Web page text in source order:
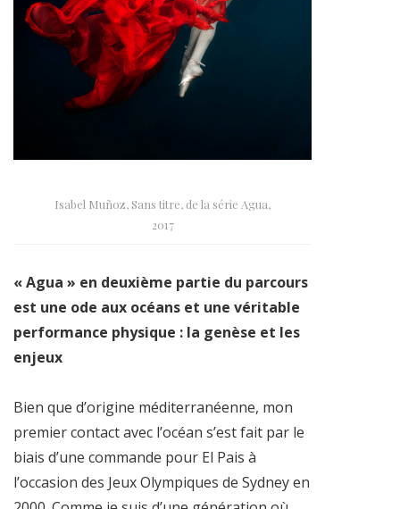
Isabel Muñoz, Sans titre, de la série Agua,
2017
« Agua » en deuxième partie du parcours
est une ode aux océans et une véritable
performance physique : la genèse et les
enjeux
Bien que d’origine méditerranéenne, mon
premier contact avec l’océan s’est fait par le
biais d’une commande pour El Pais à
l’occasion des Jeux Olympiques de Sydney en